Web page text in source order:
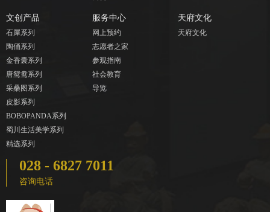
文创产品
石犀系列
陶俑系列
金香囊系列
唐鸳鸯系列
采桑图系列
皮影系列
BOBOPANDA系列
蜀川生活美学系列
精选系列
服务中心
网上预约
志愿者之家
参观指南
社会教育
导览
天府文化
天府文化
028 - 6827 7011
咨询电话